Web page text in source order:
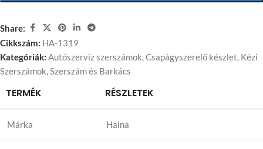
Share:
Cikkszám: HA-1319
Kategóriák: Autószerviz szerszámok,Csapágyszerelő készlet, Kézi
Szerszámok,Szerszám és Barkács
TERMÉK RÉSZLETEK
Márka Haina